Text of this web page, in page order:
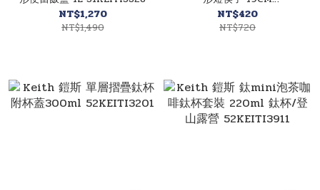
NT$1,270
NT$1,490
51KEITI5634
NT$420
NT$720